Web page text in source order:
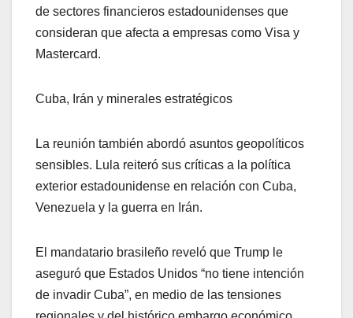
de sectores financieros estadounidenses que
consideran que afecta a empresas como Visa y
Mastercard.
Cuba, Irán y minerales estratégicos
La reunión también abordó asuntos geopolíticos
sensibles. Lula reiteró sus críticas a la política
exterior estadounidense en relación con Cuba,
Venezuela y la guerra en Irán.
El mandatario brasileño reveló que Trump le
aseguró que Estados Unidos “no tiene intención
de invadir Cuba”, en medio de las tensiones